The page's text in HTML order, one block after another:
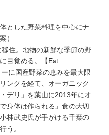
とした野菜料理を中心にナ
）
住。地物の新鮮な季節の野
目覚める。【Eat
に国産野菜の恵みを最大限
ングを経て、オーガニック
デリ」を葉山に2013年にオ
身体は作られる」食の大切
林武史氏が手がける千葉の
う。